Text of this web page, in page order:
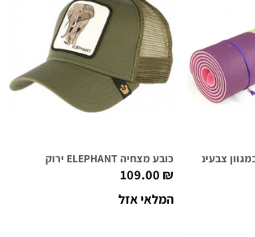
כובע מצחיה ELEPHANT ירוק
109.00₪
המלאי אזל